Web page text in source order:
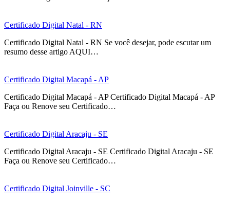
Certificado Digital Natal - RN
Certificado Digital Natal - RN Se você desejar, pode escutar um
resumo desse artigo AQUI…
Certificado Digital Macapá - AP
Certificado Digital Macapá - AP Certificado Digital Macapá - AP
Faça ou Renove seu Certificado…
Certificado Digital Aracaju - SE
Certificado Digital Aracaju - SE Certificado Digital Aracaju - SE
Faça ou Renove seu Certificado…
Certificado Digital Joinville - SC